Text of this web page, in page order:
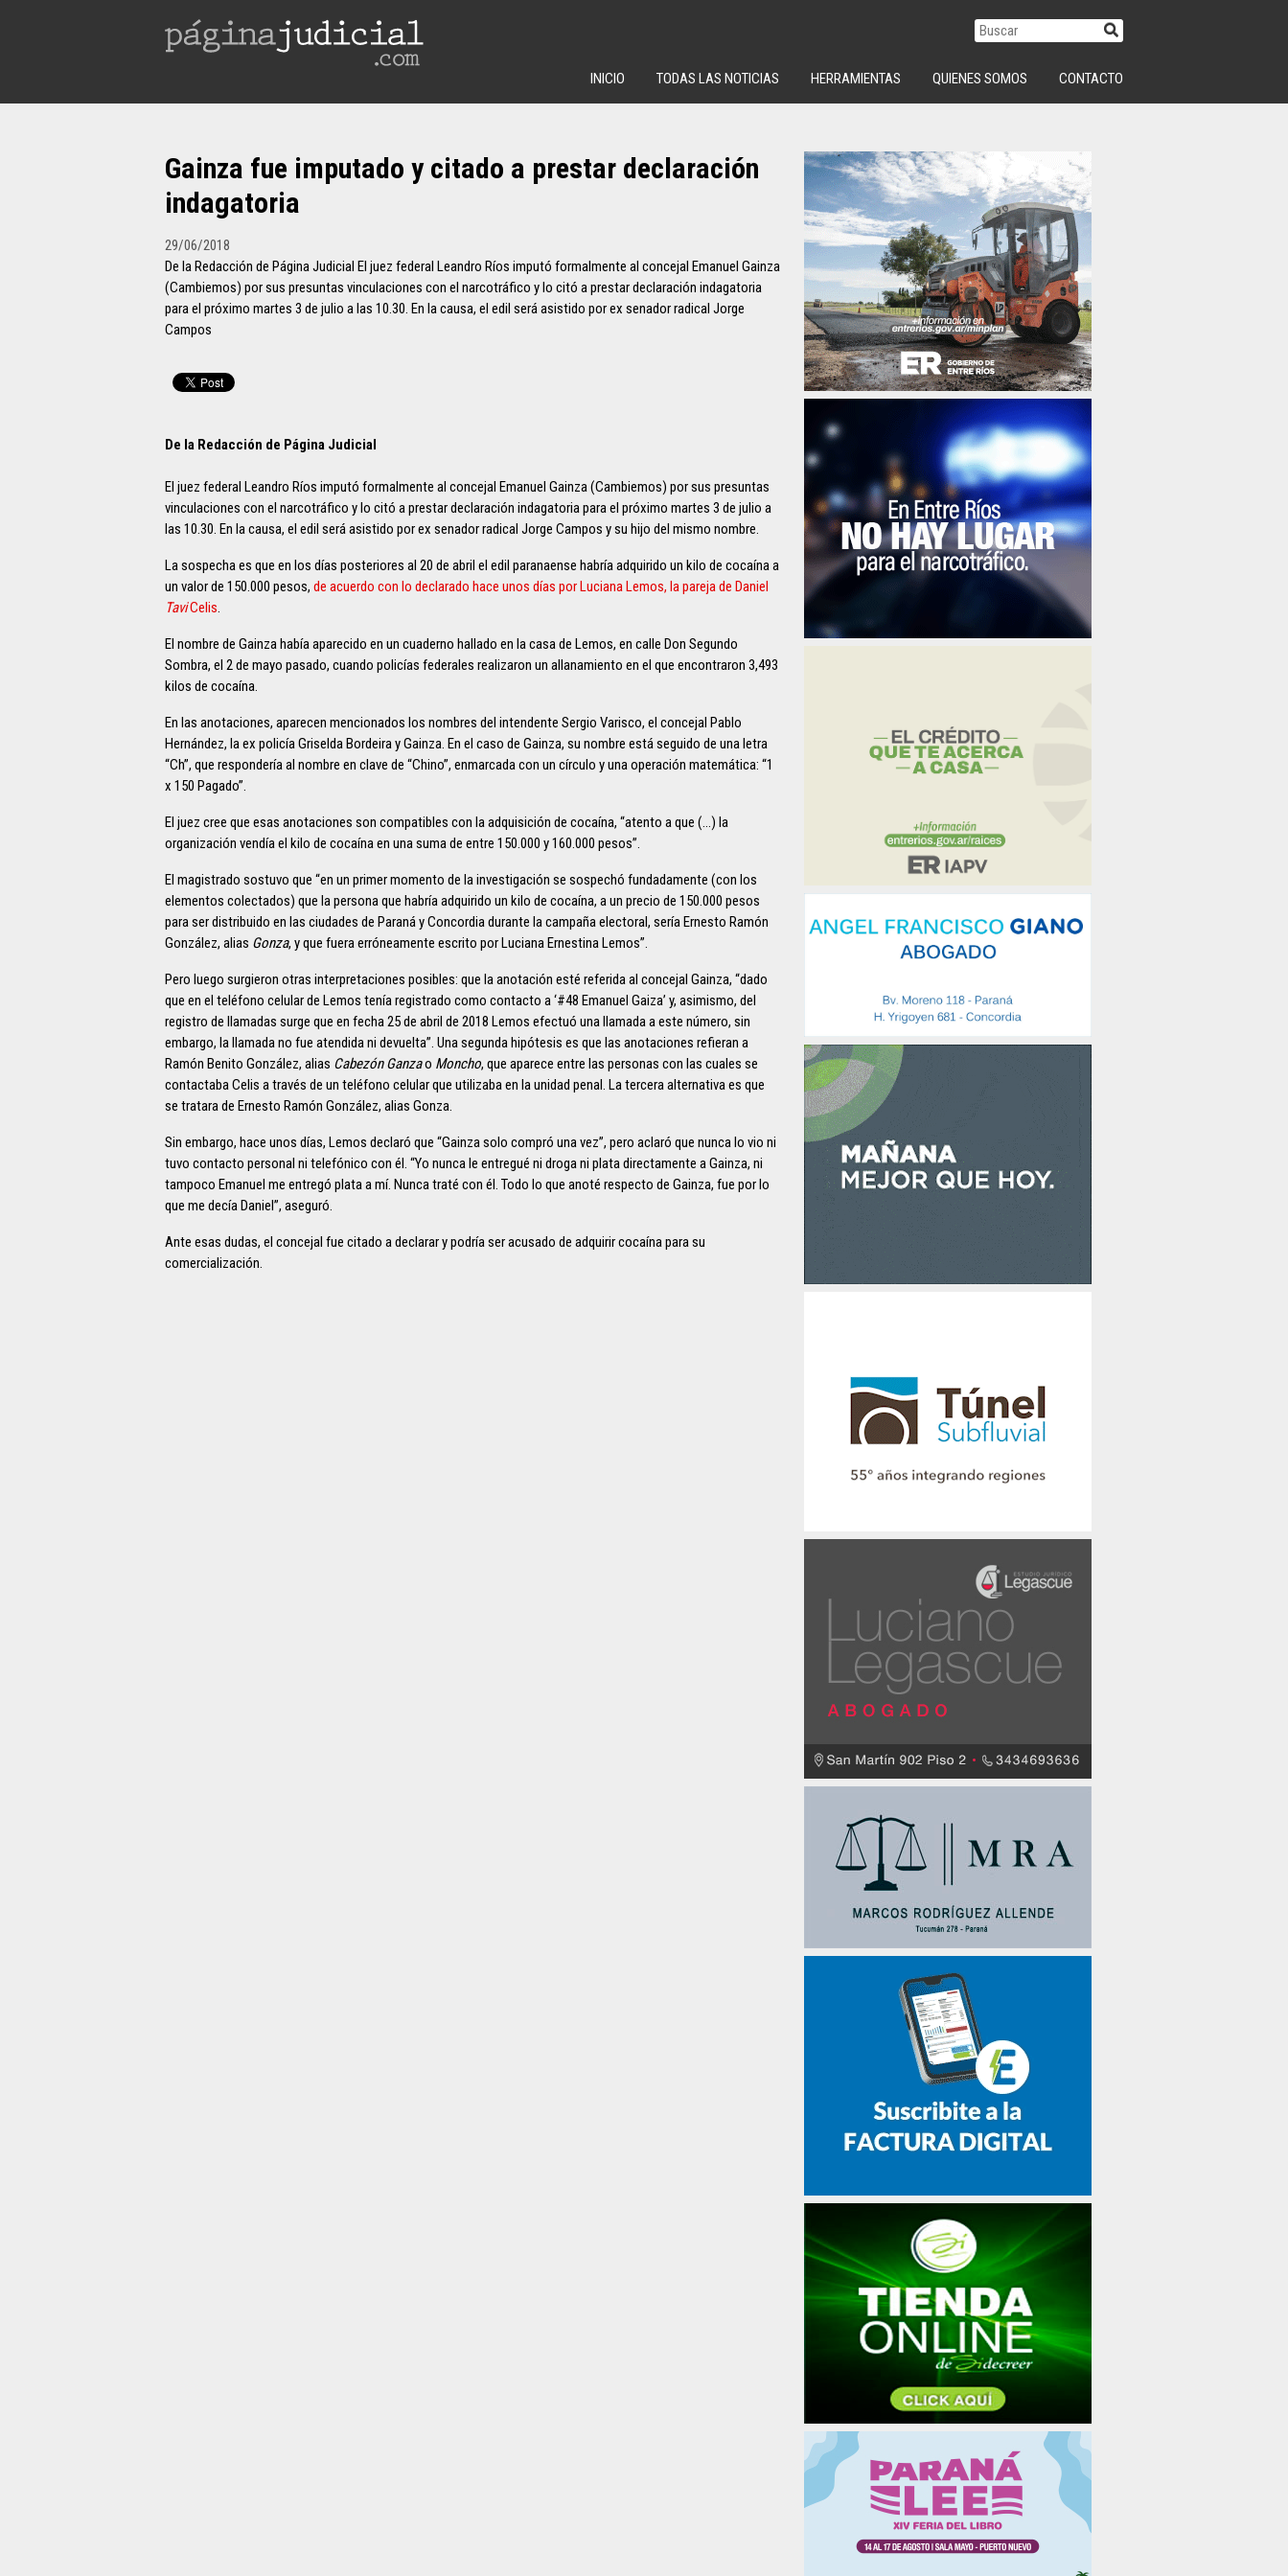
INICIO TODAS LAS NOTICIAS HERRAMIENTAS QUIENES SOMOS CONTACTO
Gainza fue imputado y citado a prestar declaración
indagatoria
29/06/2018
De la Redacción de Página Judicial El juez federal Leandro Ríos imputó formalmente al concejal Emanuel Gainza
(Cambiemos) por sus presuntas vinculaciones con el narcotráfico y lo citó a prestar declaración indagatoria
para el próximo martes 3 de julio a las 10.30. En la causa, el edil será asistido por ex senador radical Jorge
Campos
De la Redacción de Página Judicial
El juez federal Leandro Ríos imputó formalmente al concejal Emanuel Gainza (Cambiemos) por sus presuntas
vinculaciones con el narcotráfico y lo citó a prestar declaración indagatoria para el próximo martes 3 de julio a
las 10.30. En la causa, el edil será asistido por ex senador radical Jorge Campos y su hijo del mismo nombre.
La sospecha es que en los días posteriores al 20 de abril el edil paranaense habría adquirido un kilo de cocaína a
un valor de 150.000 pesos, de acuerdo con lo declarado hace unos días por Luciana Lemos, la pareja de Daniel
TaviCelis.
El nombre de Gainza había aparecido en un cuaderno hallado en la casa de Lemos, en calle Don Segundo
Sombra, el 2 de mayo pasado, cuando policías federales realizaron un allanamiento en el que encontraron 3,493
kilos de cocaína.
En las anotaciones, aparecen mencionados los nombres del intendente Sergio Varisco, el concejal Pablo
Hernández, la ex policía Griselda Bordeira y Gainza. En el caso de Gainza, su nombre está seguido de una letra
“Ch”, que respondería al nombre en clave de “Chino”, enmarcada con un círculo y una operación matemática: “1
x 150 Pagado”.
El juez cree que esas anotaciones son compatibles con la adquisición de cocaína, “atento a que (…) la
organización vendía el kilo de cocaína en una suma de entre 150.000 y 160.000 pesos”.
El magistrado sostuvo que “en un primer momento de la investigación se sospechó fundadamente (con los
elementos colectados) que la persona que habría adquirido un kilo de cocaína, a un precio de 150.000 pesos
para ser distribuido en las ciudades de Paraná y Concordia durante la campaña electoral, sería Ernesto Ramón
González, alias Gonza, y que fuera erróneamente escrito por Luciana Ernestina Lemos”.
Pero luego surgieron otras interpretaciones posibles: que la anotación esté referida al concejal Gainza, “dado
que en el teléfono celular de Lemos tenía registrado como contacto a ‘#48 Emanuel Gaiza’ y, asimismo, del
registro de llamadas surge que en fecha 25 de abril de 2018 Lemos efectuó una llamada a este número, sin
embargo, la llamada no fue atendida ni devuelta”. Una segunda hipótesis es que las anotaciones refieran a
Ramón Benito González, alias Cabezón Ganzao Moncho, que aparece entre las personas con las cuales se
contactaba Celis a través de un teléfono celular que utilizaba en la unidad penal. La tercera alternativa es que
se tratara de Ernesto Ramón González, alias Gonza.
Sin embargo, hace unos días, Lemos declaró que “Gainza solo compró una vez”, pero aclaró que nunca lo vio ni
tuvo contacto personal ni telefónico con él. “Yo nunca le entregué ni droga ni plata directamente a Gainza, ni
tampoco Emanuel me entregó plata a mí. Nunca traté con él. Todo lo que anoté respecto de Gainza, fue por lo
que me decía Daniel”, aseguró.
Ante esas dudas, el concejal fue citado a declarar y podría ser acusado de adquirir cocaína para su
comercialización.